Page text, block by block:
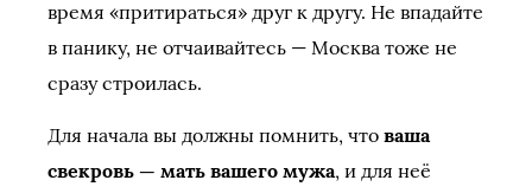
время «притираться» друг к другу. Не впадайте
в панику, не отчаивайтесь — Москва тоже не
сразу строилась.
Для начала вы должны помнить, что ваша
свекровь — мать вашего мужа, и для неё